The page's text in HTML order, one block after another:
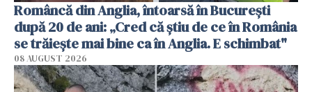
Româncă din Anglia, întoarsă în București
după 20 de ani: „Cred că știu de ce în România
se trăiește mai bine ca în Anglia. E schimbat"
08 AUGUST 2026